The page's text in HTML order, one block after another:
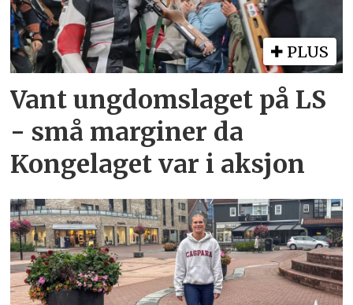
PLUS
Vant ungdomslaget på LS
- små marginer da
Kongelaget var i aksjon